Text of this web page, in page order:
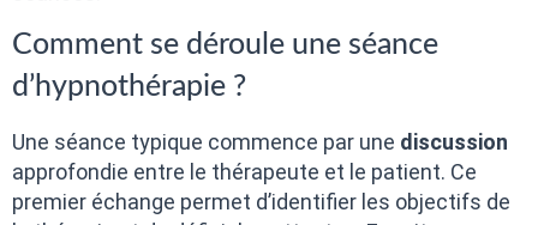
Comment se déroule une séance
d’hypnothérapie ?
Une séance typique commence par une discussion
approfondie entre le thérapeute et le patient. Ce
premier échange permet d’identifier les objectifs de